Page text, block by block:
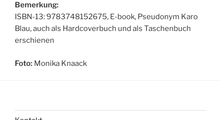
Bemerkung:
ISBN-13: 9783748152675, E-book, Pseudonym Karo
Blau, auch als Hardcoverbuch und als Taschenbuch
erschienen
Foto: Monika Knaack